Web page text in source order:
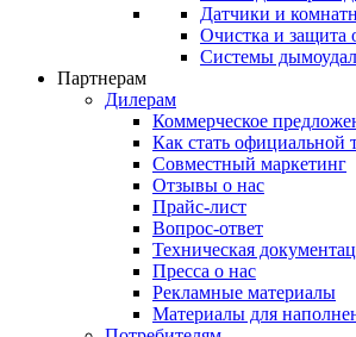
Датчики и
Очистка и защита
Системы
Партнерам
Дилерам
Коммерческое
Как стать официальной
Совместный маркетинг
Отзывы о нас
Прайс-лист
Вопрос-ответ
Техническая
Пресса о нас
Рекламные материалы
Материалы для